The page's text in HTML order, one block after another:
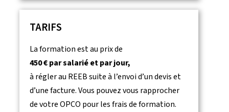
TARIFS
La formation est au prix de
450 € par salarié et par jour,
à régler au REEB suite à l’envoi d’un devis et
d’une facture. Vous pouvez vous rapprocher
de votre OPCO pour les frais de formation.